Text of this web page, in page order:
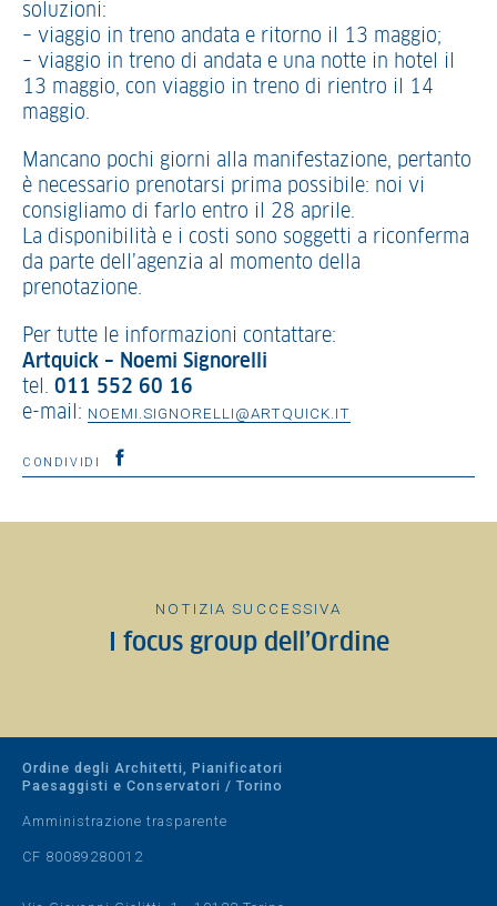
soluzioni:
– viaggio in treno andata e ritorno il 13 maggio;
– viaggio in treno di andata e una notte in hotel il
13 maggio, con viaggio in treno di rientro il 14
maggio.
Mancano pochi giorni alla manifestazione, pertanto
è necessario prenotarsi prima possibile: noi vi
consigliamo di farlo entro il 28 aprile.
La disponibilità e i costi sono soggetti a riconferma
da parte dell’agenzia al momento della
prenotazione.
Per tutte le informazioni contattare:
Artquick – Noemi Signorelli
tel. 011 552 60 16
e-mail: NOEMI.SIGNORELLI@ARTQUICK.IT
CONDIVIDI
NOTIZIA SUCCESSIVA
I focus group dell’Ordine
Ordine degli Architetti, Pianificatori
Paesaggisti e Conservatori / Torino
Amministrazione trasparente
CF 80089280012